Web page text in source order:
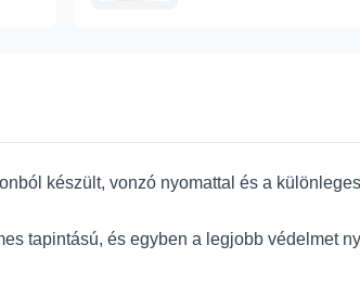
készült, vonzó nyomattal és a
tapintású, és egyben a legjobb védelmet